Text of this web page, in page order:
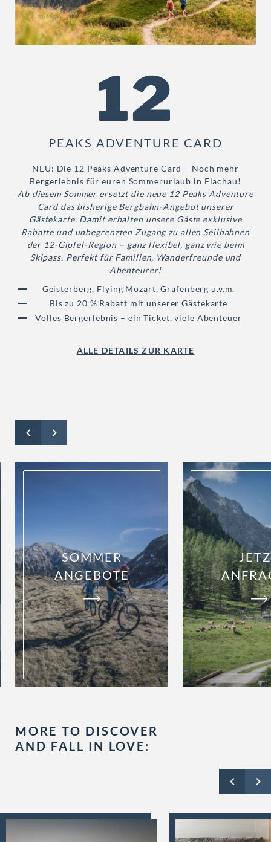
12
PEAKS ADVENTURE CARD
NEU: Die 12 Peaks Adventure Card – Noch mehr
Bergerlebnis für euren Sommerurlaub in Flachau!
Ab diesem Sommer ersetzt die neue 12 Peaks Adventure
Card das bisherige Bergbahn-Angebot unserer
Gästekarte. Damit erhalten unsere Gäste exklusive
Rabatte und unbegrenzten Zugang zu allen Seilbahnen
der 12-Gipfel-Region – ganz flexibel, ganz wie beim
Skipass. Perfekt für Familien, Wanderfreunde und
Abenteurer!
Geisterberg, Flying Mozart, Grafenberg u.v.m.
Bis zu 20 % Rabatt mit unserer Gästekarte
Volles Bergerlebnis – ein Ticket, viele Abenteuer
ALLE DETAILS ZUR KARTE
SOMMER
ANGEBOTE
MORE TO DISCOVER
AND FALL IN LOVE: